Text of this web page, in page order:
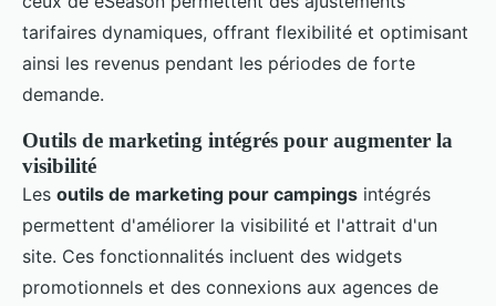
tarifaires dynamiques, offrant flexibilité et optimisant
ainsi les revenus pendant les périodes de forte
demande.
Outils de marketing intégrés pour augmenter la
visibilité
Les outils de marketing pour campings intégrés
permettent d'améliorer la visibilité et l'attrait d'un
site. Ces fonctionnalités incluent des widgets
promotionnels et des connexions aux agences de